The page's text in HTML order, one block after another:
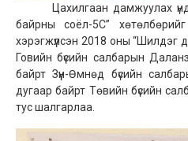
Цахилгаан дамжуулах
байрны соёл-5С”
хэрэгжүүлсэн 2018 оны “Шилдэг
Говийн бүсийн салбарын
байрт Зүүн-Өмнөд бүсийн
дугаар байрт Төвийн бүсийн
тус шалгарлаа.